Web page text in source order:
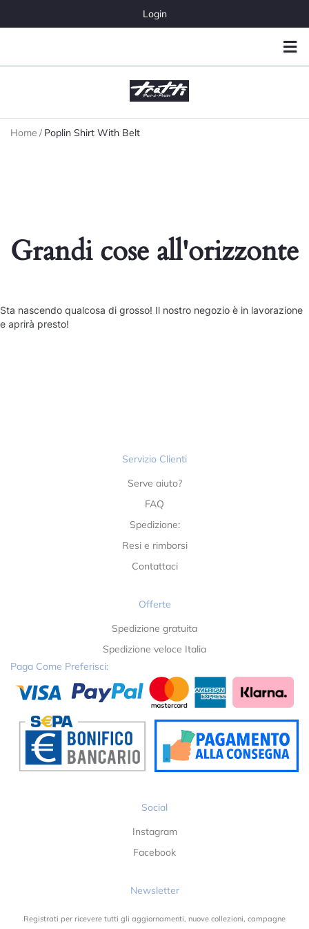
Login
Home / Poplin Shirt With Belt
Grandi cose all'orizzonte
Sta nascendo qualcosa di grosso! Il nostro negozio è in lavorazione
e aprirà presto!
Servizio Clienti
Serve aiuto?
FAQ
Spedizione:
Resi e rimborsi
Contattaci
Offerte
Spedizione gratuita
Spedizione veloce Italia
Paga Come Preferisci:
Social
Instagram
Facebook
Newsletter
Registrati per ricevere tutti gli aggiornamenti, nuove collezioni, campagne